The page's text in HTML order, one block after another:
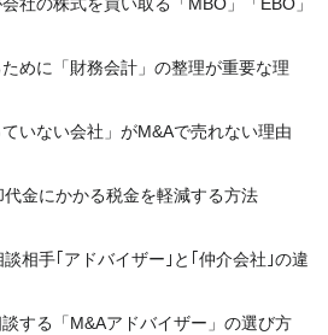
めに「財務会計」の整理が重要な理
いない会社」がM&Aで売れない理由
代金にかかる税金を軽減する方法
談相手｢アドバイザー｣と｢仲介会社｣の違
談する「M&Aアドバイザー」の選び方